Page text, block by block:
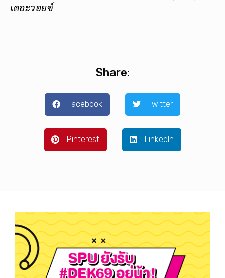
เดอะวอยซ์
Share:
Facebook Twitter
Pinterest LinkedIn